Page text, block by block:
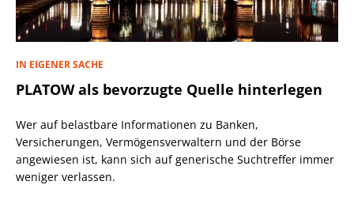
IN EIGENER SACHE
PLATOW als bevorzugte Quelle hinterlegen
Wer auf belastbare Informationen zu Banken,
Versicherungen, Vermögensverwaltern und der Börse
angewiesen ist, kann sich auf generische Suchtreffer immer
weniger verlassen.